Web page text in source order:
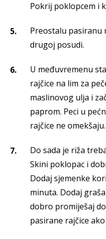
Pokrij poklopcem i
Preostalu pasiranu
drugoj posudi.
U međuvremenu
rajčice na lim za
maslinovog ulja i
paprom. Peci u
rajčice ne omekšaju.
Do sada je riža
Skini poklopac i
Dodaj sjemenke
minuta. Dodaj
dobro promiješaj
pasirane rajčice